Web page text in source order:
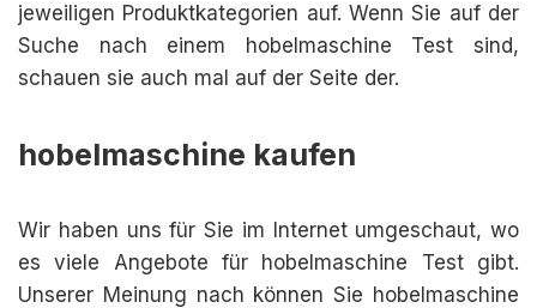
jeweiligen Produktkategorien auf. Wenn Sie auf der
Suche nach einem hobelmaschine Test sind,
schauen sie auch mal auf der Seite der.
hobelmaschine kaufen
Wir haben uns für Sie im Internet umgeschaut, wo
es viele Angebote für hobelmaschine Test gibt.
Unserer Meinung nach können Sie hobelmaschine